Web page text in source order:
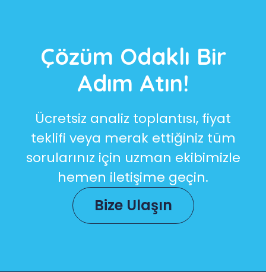
Çözüm Odaklı Bir
Adım Atın!
Ücretsiz analiz toplantısı, fiyat
teklifi veya merak ettiğiniz tüm
sorularınız için uzman ekibimizle
hemen iletişime geçin.
Bize Ulaşın